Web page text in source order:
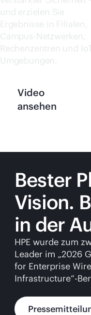
und erzielen Sie
Ergebnisse in Filialen,
Campus-Netzwerken,
Rechenzentren und IoT-
Umgebungen.
Video
ansehen
Bester
Vision.
in der
HPE wurde zum
Leader im „2026
for Enterprise
Infrastructure“-